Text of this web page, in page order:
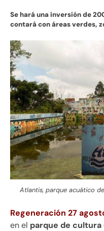
Se hará una inversión de
contará con áreas verdes,
Atlantis, parque acuático
Regeneración 27
en el parque de cultura